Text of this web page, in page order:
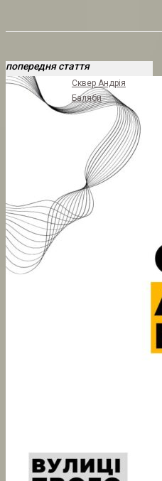
попередня стаття
Сквер Андрія
Баляби